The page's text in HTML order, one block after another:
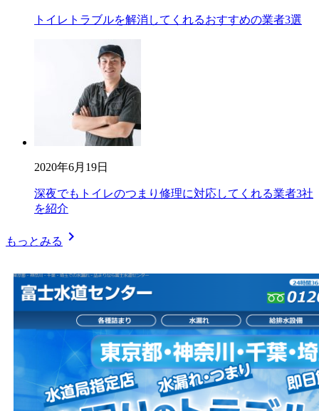
トイレトラブルを解消してくれるおすすめの業者3選
2020年6月19日
深夜でもトイレのつまり修理に対応してくれる業者3社
を紹介
もっとみる chevron_right